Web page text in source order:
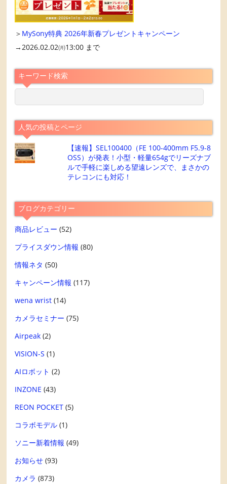
＞ MySony特典 2026年新春プレゼントキャンペーン
→2026.02.02㈪13:00 まで
キーワード検索
人気の投稿とページ
【速報】SEL100400（FE 100-400mm F5.9-8
OSS）が発表！小型・軽量654gでリーズナブ
ルで手軽に楽しめる望遠レンズで、まさかの
テレコンにも対応！
ブログカテゴリー
商品レビュー (52)
プライスダウン情報 (80)
情報ネタ (50)
キャンペーン情報 (117)
wena wrist (14)
カメラセミナー (75)
Airpeak (2)
VISION-S (1)
AIロボット (2)
INZONE (43)
REON POCKET (5)
コラボモデル (1)
ソニー新着情報 (49)
お知らせ (93)
カメラ (873)